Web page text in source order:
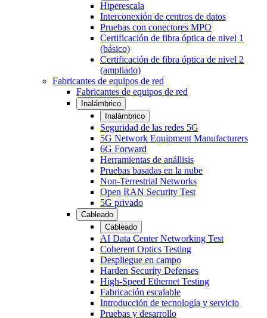
Hiperescala
Interconexión de centros de datos
Pruebas con conectores MPO
Certificación de fibra óptica de nivel 1
(básico)
Certificación de fibra óptica de nivel 2
(ampliado)
Fabricantes de equipos de red
Fabricantes de equipos de red
Inalámbrico
Inalámbrico
Seguridad de las redes 5G
5G Network Equipment Manufacturers
6G Forward
Herramientas de anállisis
Pruebas basadas en la nube
Non-Terrestrial Networks
Open RAN Security Test
5G privado
Cableado
Cableado
AI Data Center Networking Test
Coherent Optics Testing
Despliegue en campo
Harden Security Defenses
High-Speed Ethernet Testing
Fabricación escalable
Introducción de tecnología y servicio
Pruebas y desarrollo